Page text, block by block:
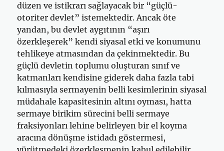
düzen ve istikrarı sağlayacak bir “güçlü-
otoriter devlet” istemektedir. Ancak öte
yandan, bu devlet aygıtının “aşırı
özerkleşerek” kendi siyasal etki ve konumunu
tehlikeye atmasından da çekinmektedir. Bu
güçlü devletin toplumu oluşturan sınıf ve
katmanları kendisine giderek daha fazla tabi
kılmasıyla sermayenin belli kesimlerinin siyasal
müdahale kapasitesinin altını oyması, hatta
sermaye birikim sürecini belli sermaye
fraksiyonları lehine belirleyen bir el koyma
aracına dönüşme istidadı göstermesi,